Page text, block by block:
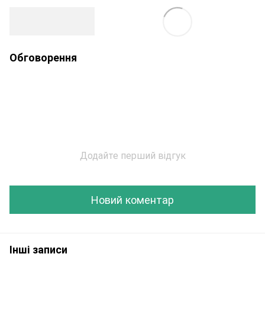
Обговорення
Додайте перший відгук
Новий коментар
Інші записи